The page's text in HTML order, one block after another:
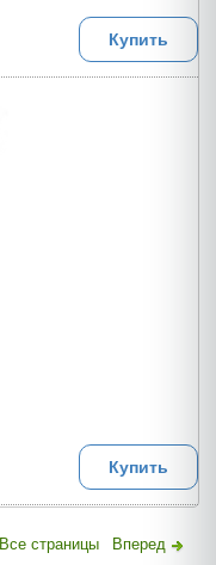
Купить
Купить
Все страницы Вперед